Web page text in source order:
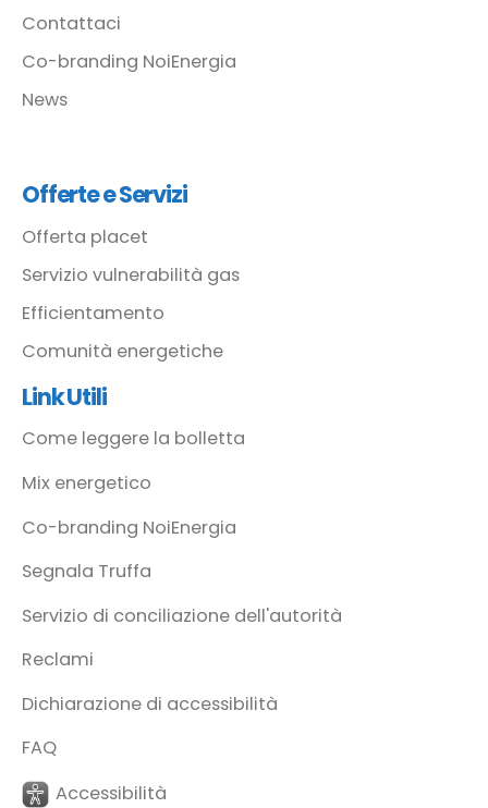
Contattaci
Co-branding NoiEnergia
News
Offerte e Servizi
Offerta placet
Servizio vulnerabilità gas
Efficientamento
Comunità energetiche
Link Utili
Come leggere la bolletta
Mix energetico
Co-branding NoiEnergia
Segnala Truffa
Servizio di conciliazione dell'autorità
Reclami
Dichiarazione di accessibilità
FAQ
Accessibilità